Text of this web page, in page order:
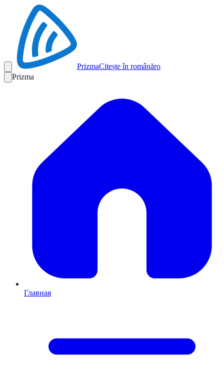
PrizmaCitește în românăro
Prizma
Главная